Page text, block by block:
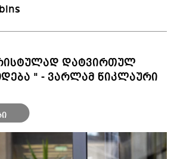
დატვირთულ
" - ვარლამ წიკლაური